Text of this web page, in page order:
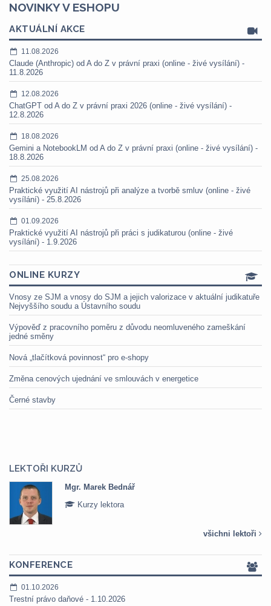
NOVINKY V ESHOPU
AKTUÁLNÍ AKCE
11.08.2026
Claude (Anthropic) od A do Z v právní praxi (online - živé vysílání) -
11.8.2026
12.08.2026
ChatGPT od A do Z v právní praxi 2026 (online - živé vysílání) -
12.8.2026
18.08.2026
Gemini a NotebookLM od A do Z v právní praxi (online - živé vysílání) -
18.8.2026
25.08.2026
Praktické využití AI nástrojů při analýze a tvorbě smluv (online - živé
vysílání) - 25.8.2026
01.09.2026
Praktické využití AI nástrojů při práci s judikaturou (online - živé
vysílání) - 1.9.2026
ONLINE KURZY
Vnosy ze SJM a vnosy do SJM a jejich valorizace v aktuální judikatuře
Nejvyššího soudu a Ústavního soudu
Výpověď z pracovního poměru z důvodu neomluveného zameškání
jedné směny
Nová „tlačítková povinnost“ pro e-shopy
Změna cenových ujednání ve smlouvách v energetice
Černé stavby
LEKTOŘI KURZŮ
Mgr. Marek Bednář
Kurzy lektora
všichni lektoři
KONFERENCE
01.10.2026
Trestní právo daňové - 1.10.2026